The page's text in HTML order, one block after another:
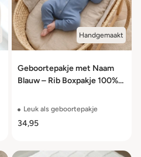
Handgemaakt
Geboortepakje met Naam
Blauw – Rib Boxpakje 100%
t/m 62
Leuk als geboortepakje
34,95